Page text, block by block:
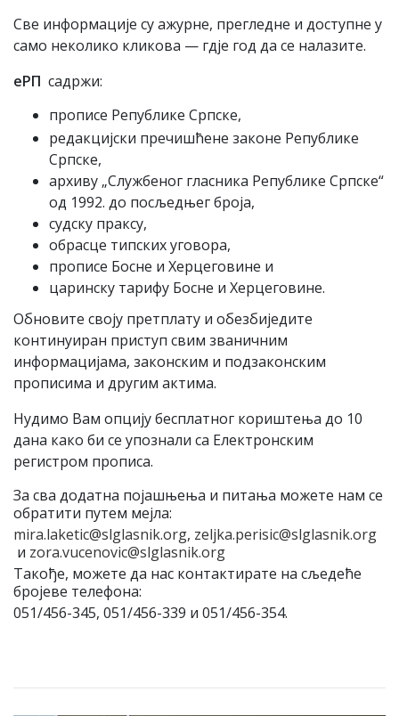
Све информације су ажурне, прегледне и доступне у
само неколико кликова — гдје год да се налазите.
еРП садржи:
прописе Републике Српске,
редакцијски пречишћене законе Републике
Српске,
архиву „Службеног гласника Републике Српске“
од 1992. до посљедњег броја,
судску праксу,
обрасце типских уговора,
прописе Босне и Херцеговине и
царинску тарифу Босне и Херцеговине.
Обновите своју претплату и обезбиједите
континуиран приступ свим званичним
информацијама, законским и подзаконским
прописима и другим актима.
Нудимо Вам опцију бесплатног кориштења до 10
дана како би се упознали са Електронским
регистром прописа.
За сва додатна појашњења и питања можете нам се
обратити путем мејла:
mira.laketic@slglasnik.org, zeljka.perisic@slglasnik.org
и zora.vucenovic@slglasnik.org
Такође, можете да нас контактирате на сљедеће
бројеве телефона:
051/456-345, 051/456-339 и 051/456-354.